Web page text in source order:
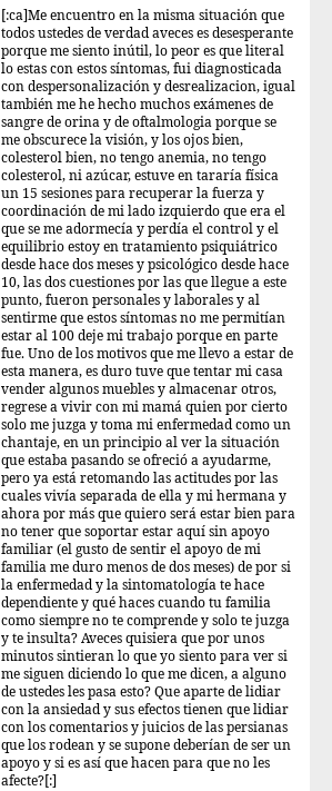
[:ca]Me encuentro en la misma situación que
todos ustedes de verdad aveces es desesperante
porque me siento inútil, lo peor es que literal
lo estas con estos síntomas, fui diagnosticada
con despersonalización y desrealizacion, igual
también me he hecho muchos exámenes de
sangre de orina y de oftalmologia porque se
me obscurece la visión, y los ojos bien,
colesterol bien, no tengo anemia, no tengo
colesterol, ni azúcar, estuve en tararía física
un 15 sesiones para recuperar la fuerza y
coordinación de mi lado izquierdo que era el
que se me adormecía y perdía el control y el
equilibrio estoy en tratamiento psiquiátrico
desde hace dos meses y psicológico desde hace
10, las dos cuestiones por las que llegue a este
punto, fueron personales y laborales y al
sentirme que estos síntomas no me permitían
estar al 100 deje mi trabajo porque en parte
fue. Uno de los motivos que me llevo a estar de
esta manera, es duro tuve que tentar mi casa
vender algunos muebles y almacenar otros,
regrese a vivir con mi mamá quien por cierto
solo me juzga y toma mi enfermedad como un
chantaje, en un principio al ver la situación
que estaba pasando se ofreció a ayudarme,
pero ya está retomando las actitudes por las
cuales vivía separada de ella y mi hermana y
ahora por más que quiero será estar bien para
no tener que soportar estar aquí sin apoyo
familiar (el gusto de sentir el apoyo de mi
familia me duro menos de dos meses) de por si
la enfermedad y la sintomatología te hace
dependiente y qué haces cuando tu familia
como siempre no te comprende y solo te juzga
y te insulta? Aveces quisiera que por unos
minutos sintieran lo que yo siento para ver si
me siguen diciendo lo que me dicen, a alguno
de ustedes les pasa esto? Que aparte de lidiar
con la ansiedad y sus efectos tienen que lidiar
con los comentarios y juicios de las persianas
que los rodean y se supone deberían de ser un
apoyo y si es así que hacen para que no les
afecte?[:]